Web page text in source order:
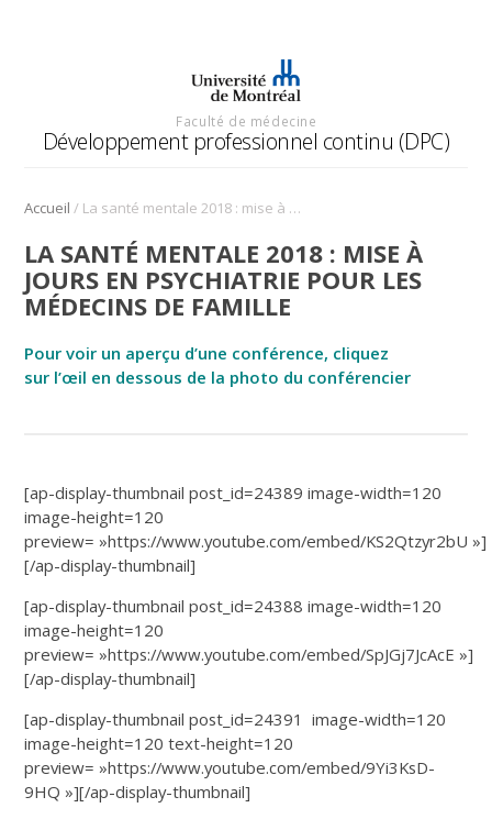
Faculté de médecine
Développement professionnel continu (DPC)
Accueil / La santé mentale 2018 : mise à jours en psychiatrie pour les médecins de famille
LA SANTÉ MENTALE 2018 : MISE À
JOURS EN PSYCHIATRIE POUR LES
MÉDECINS DE FAMILLE
Pour voir un aperçu d’une conférence, cliquez
sur l’œil en dessous de la photo du conférencier
[ap-display-thumbnail post_id=24389 image-width=120
image-height=120
preview= »https://www.youtube.com/embed/KS2Qtzyr2bU »]
[/ap-display-thumbnail]
[ap-display-thumbnail post_id=24388 image-width=120
image-height=120
preview= »https://www.youtube.com/embed/SpJGj7JcAcE »]
[/ap-display-thumbnail]
[ap-display-thumbnail post_id=24391 image-width=120
image-height=120 text-height=120
preview= »https://www.youtube.com/embed/9Yi3KsD-
9HQ »][/ap-display-thumbnail]